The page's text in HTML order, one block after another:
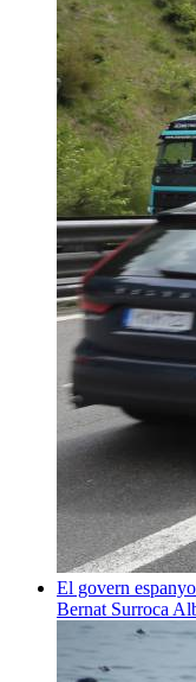
El govern
Bernat Surroca